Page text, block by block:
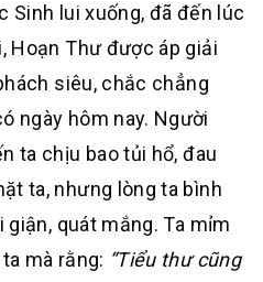
Sinh lui xuống, đã đến lúc
Hoạn Thư được áp giải
siêu, chắc chẳng
ngày hôm nay. Người
ta chịu bao tủi hổ, đau
ta, nhưng lòng ta bình
quát mắng. Ta mỉm
mà rằng: “Tiểu thư cũng